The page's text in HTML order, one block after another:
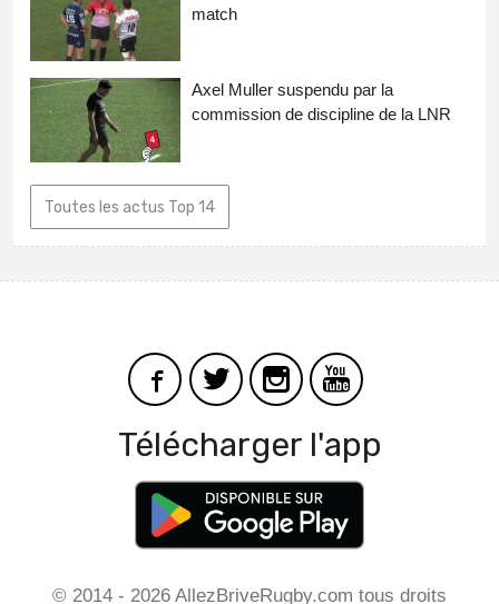
match
Axel Muller suspendu par la
commission de discipline de la LNR
Toutes les actus Top 14
Télécharger l'app
© 2014 - 2026 AllezBriveRugby.com tous droits